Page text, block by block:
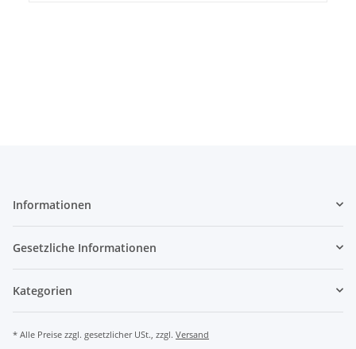
Informationen
Gesetzliche Informationen
Kategorien
* Alle Preise zzgl. gesetzlicher USt., zzgl. Versand